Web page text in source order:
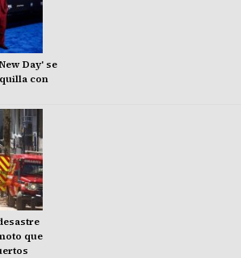
Day' se
con
que